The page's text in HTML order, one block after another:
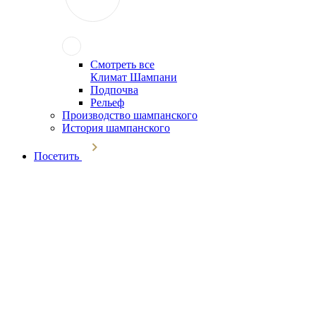
Смотреть все
Климат Шампани
Подпочва
Рельеф
Производство шампанского
История шампанского
Посетить